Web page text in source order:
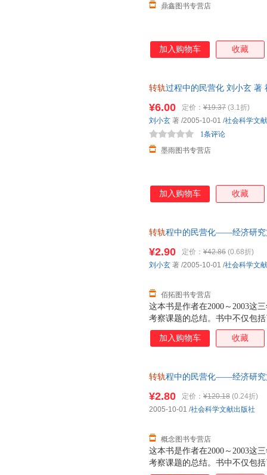
鼎鑫图书专营店
加入购物车 收藏
转轨过程中的民营化 刘小玄 著
¥6.00 定价： ¥19.37 (3.1折)
墨雨图书专营店
1条评论
刘小玄 著 /2005-10-01 /社会科学文
加入购物车 收藏
转轨程中的民营化——经济研究
这本书是作者在2000～2003这
考察课题的总结。书中不仅包
了来自于实践考察的许多第一
了出处的案例，均来自作者的
的过程。无论人们如何评判、
¥2.90 定价： ¥42.86 (0.68折)
佰拓图书专营店
刘小玄 著 /2005-10-01 /社会科学文
加入购物车 收藏
转轨程中的民营化——经济研究
这本书是作者在2000～2003这
考察课题的总结。书中不仅包
¥2.80 定价： ¥120.18 (0.24折)
概念图书专营店
2005-10-01 /社会科学文献出版社